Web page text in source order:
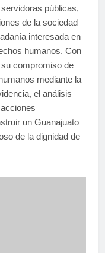
públicas,
de la sociedad
interesada en
humanos. Con
compromiso de
mediante la
el análisis
un Guanajuato
de la dignidad de